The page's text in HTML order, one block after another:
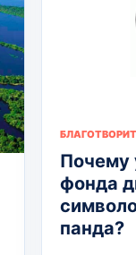
Почему
фонда
панда?